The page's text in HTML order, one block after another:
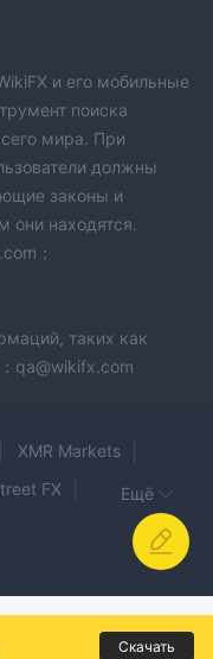
и его мобильные
поиска
мира. При
должны
законы и
они находятся.
；
таких как
qa@wikifx.com
XMR Markets
FX
Ещё
Скачать